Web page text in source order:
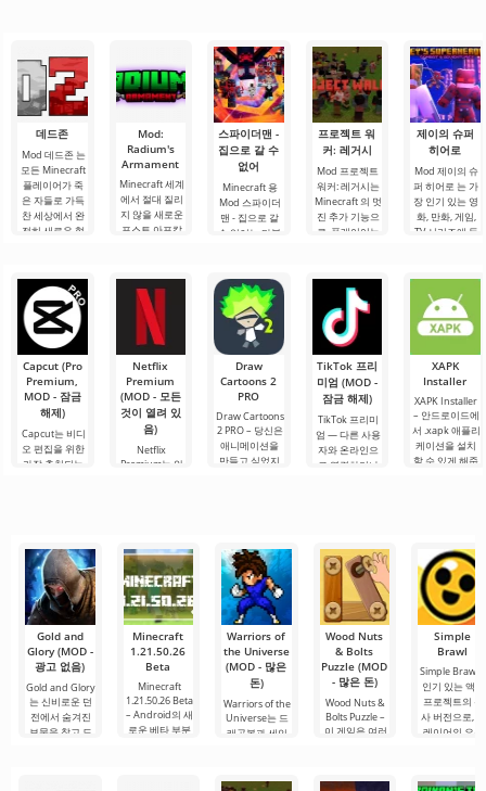
데드존
Mod 데드존 는
모든 Minecraft
플레이어가 죽
은 자들로 가득
찬 세상에서 완
전히 새로운 형
하는 실제 테스
트입니다. 이 애
드온이 제공하
는
Mod:
Radium's
Armament
Minecraft 세계
에서 절대 질리
지 않을 새로운
포스트 아포칼
Mod Radium's
Armament이
그 증거입니다.
이.
스파이더맨 -
집으로 갈 수
없어
Minecraft 용
Mod 스파이더
맨 - 집으로 갈
수 없어는 마블
계로 가져올 것
입니다. 애드온
은 동명의 영화
전용이므로 이
영화에만 영웅
과
프로젝트 워
커: 레거시
Mod 프로젝트
워커: 레거시는
Minecraft 의 멋
진 추가 기능으
로, 플레이어는
에서 생존을 위
해 싸워야 합니
다. 이 땅에서 살
아남으려면 무
기,
제이의 슈퍼
히어로
Mod 제이의 슈
퍼 히어로 는 가
장 인기 있는 영
화, 만화, 게임,
TV 시리즈에 등
어로들의 실제
선집입니다.
Spider-Man,
Capcut (Pro
Premium,
MOD - 잠금
해제)
Capcut는 비디
오 편집을 위한
가장 추천되는
장합니다. 많은
사용자에게 무
료 버전은 모든
편집 요구를
Netflix
Premium
(MOD - 모든
것이 열려 있
음)
Netflix
Premium는 안
있는 서비스 중
하나입니다. 이
곳에는 최신 미
디어 제품뿐만
아니라
Draw
Cartoons 2
PRO
Draw Cartoons
2 PRO – 당신은
애니메이션을
만들고 싶었지
에 달려 있습니
다. 복잡한
TikTok 프리
미엄 (MOD -
잠금 해제)
TikTok 프리미
엄 — 다른 사용
자와 온라인으
로 연결하거나
루를 시작하거
나 힘든 하루를.
XAPK
Installer
XAPK Installer
– 안드로이드에
서 .xapk 애플리
케이션을 설치
할 수 있게 해줍
시작할 수
Gold and
Glory (MOD -
광고 없음)
Gold and Glory
는 신비로운 던
전에서 숨겨진
보물을 찾고 도
Minecraft
1.21.50.26
Beta
Minecraft
1.21.50.26 Beta
– Android의 새
로운 베타 부분
Warriors of
the Universe
(MOD - 많은
돈)
Warriors of the
Universe는 드
래곤볼과 세인
Wood Nuts
& Bolts
Puzzle (MOD
- 많은 돈)
Wood Nuts &
Bolts Puzzle –
이 게임은 여러
Simple
Brawl
Simple Brawl
인기 있는 액션
프로젝트의 유
사 버전으로, 플
레이어의 요청